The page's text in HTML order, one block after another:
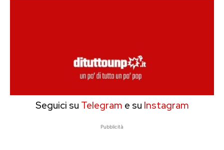
Seguici su Telegram e su Instagram
Pubblicità